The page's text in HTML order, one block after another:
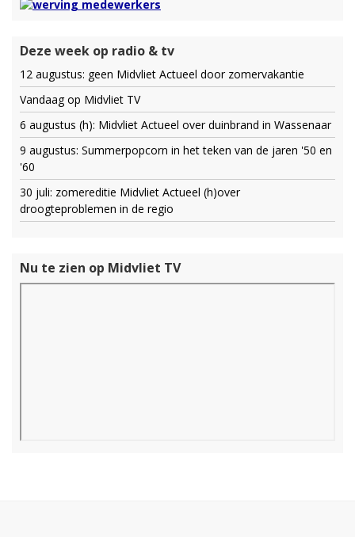
Deze week op radio & tv
12 augustus: geen Midvliet Actueel door zomervakantie
Vandaag op Midvliet TV
6 augustus (h): Midvliet Actueel over duinbrand in Wassenaar
9 augustus: Summerpopcorn in het teken van de jaren '50 en
'60
30 juli: zomereditie Midvliet Actueel (h)over
droogteproblemen in de regio
Nu te zien op Midvliet TV